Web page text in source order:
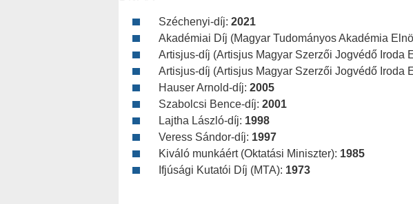
Széchenyi-díj: 2021
Akadémiai Díj (Magyar Tudományos Akadémia
Artisjus-díj (Artisjus Magyar Szerzői Jogvédő Iroda
Artisjus-díj (Artisjus Magyar Szerzői Jogvédő Iroda
Hauser Arnold-díj: 2005
Szabolcsi Bence-díj: 2001
Lajtha László-díj: 1998
Veress Sándor-díj: 1997
Kiváló munkáért (Oktatási Miniszter): 1985
Ifjúsági Kutatói Díj (MTA): 1973